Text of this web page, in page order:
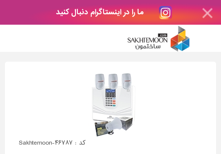
ما را در اینستاگرام دنبال کنید
کد : Sakhtemoon-۴۶۷۸۷